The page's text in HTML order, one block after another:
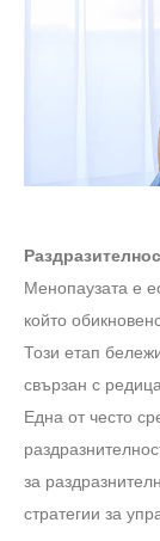
Менопаузата е
който
Този етап
свързан с
Една от често
за
стратегии за